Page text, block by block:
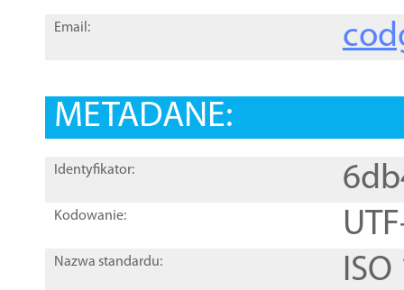
Email:
METADANE:
Identyfikator:
Kodowanie:
Nazwa standardu: